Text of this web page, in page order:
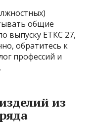
общие
выпуску ЕТКС 27,
обратитесь к
профессий и
из